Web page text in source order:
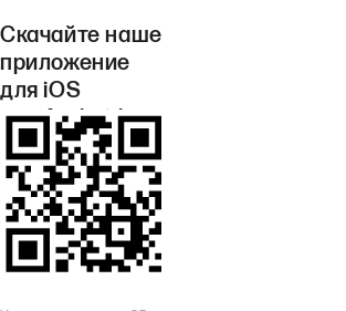
Скачайте наше
приложение
для iOS
или Android.